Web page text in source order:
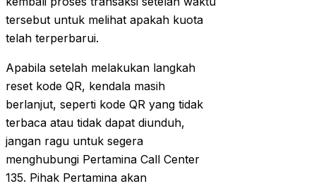
tersebut untuk melihat apakah kuota
telah terperbarui.
Apabila setelah melakukan langkah
reset kode QR, kendala masih
berlanjut, seperti kode QR yang tidak
terbaca atau tidak dapat diunduh,
jangan ragu untuk segera
menghubungi Pertamina Call Center
135. Pihak Pertamina akan